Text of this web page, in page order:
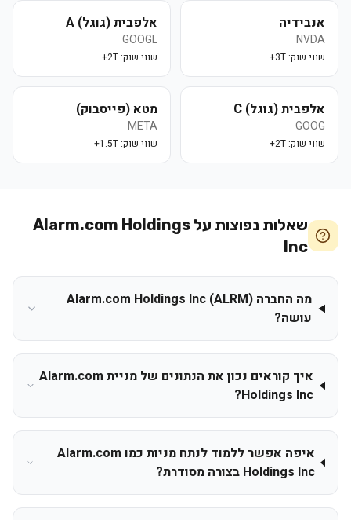
אנבידיה
NVDA
שווי שוק: 3T+
אלפבית (גוגל) A
GOOGL
שווי שוק: 2T+
אלפבית (גוגל) C
GOOG
שווי שוק: 2T+
מטא (פייסבוק)
META
שווי שוק: 1.5T+
שאלות נפוצות עלAlarm.com Holdings
Inc
מה החברה Alarm.com Holdings Inc (ALRM)
עושה?
איך קוראים נכון את הנתונים של מניית Alarm.com
Holdings Inc?
איפה אפשר ללמוד לנתח מניות כמו Alarm.com
Holdings Inc בצורה מסודרת?